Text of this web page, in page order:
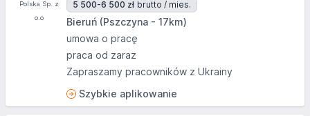
5 500-6 500 zł brutto / mies.
Bieruń (Pszczyna - 17km)
umowa o pracę
praca od zaraz
Zapraszamy pracowników z Ukrainy
Szybkie aplikowanie